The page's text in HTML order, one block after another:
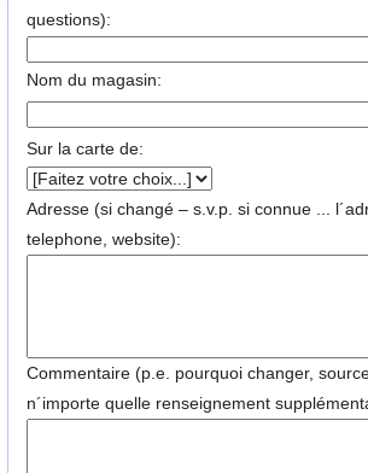
questions):
Nom du magasin:
Sur la carte de:
Adresse (si changé – s.v.p. si connue ...
telephone, website):
Commentaire (p.e. pourquoi changer,
n´importe quelle renseignement